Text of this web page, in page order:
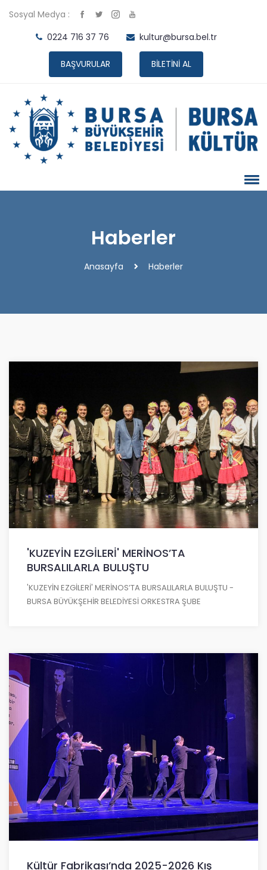
Sosyal Medya :
0224 716 37 76
kultur@bursa.bel.tr
BAŞVURULAR BİLETİNİ AL
Haberler
Anasayfa Haberler
'KUZEYİN EZGİLERİ' MERİNOS’TA
BURSALILARLA BULUŞTU
'KUZEYİN EZGİLERİ' MERİNOS’TA BURSALILARLA BULUŞTU -
BURSA BÜYÜKŞEHİR BELEDİYESİ ORKESTRA ŞUBE
Kültür Fabrikası’nda 2025-2026 Kış